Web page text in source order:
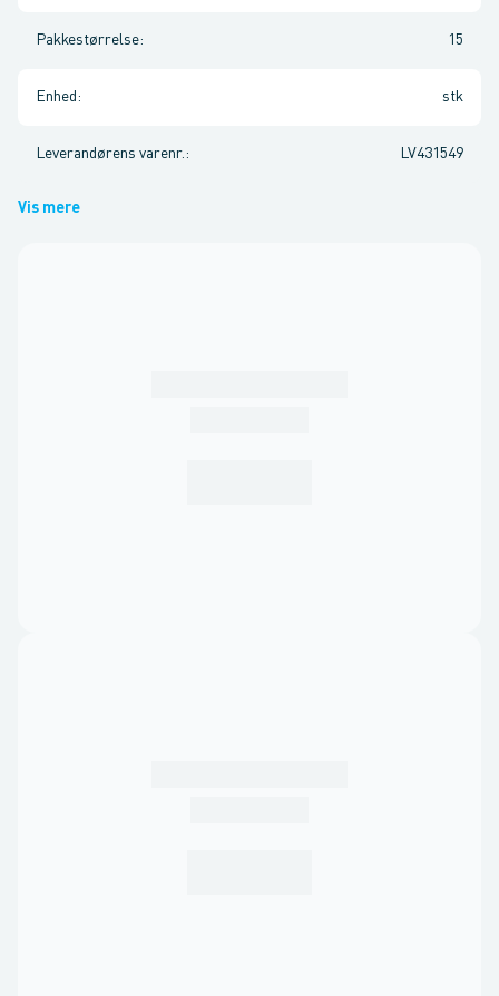
Pakkestørrelse: 15
Enhed : stk
Leverandørens varenr. : LV431549
Vis mere